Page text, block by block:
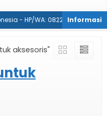
- HP/WA: 082245959954
aksesoris"